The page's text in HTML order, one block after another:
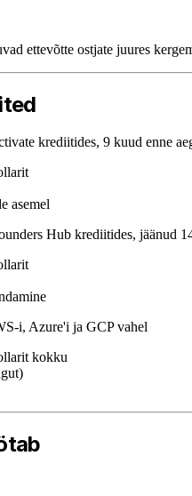
ettevõtte ostjate juures
krediitides, 9 kuud enne
asemel
Hub krediitides, jäänud
i, Azure'i ja GCP vahel
kokku